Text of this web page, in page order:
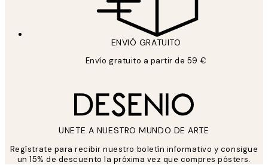
ENVIÓ GRATUITO
Envío gratuito a partir de 59 €
UNETE A NUESTRO MUNDO DE ARTE
Regístrate para recibir nuestro boletín informativo y consigue
un 15% de descuento la próxima vez que compres pósters.